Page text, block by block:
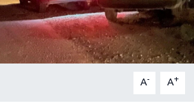
A- A+